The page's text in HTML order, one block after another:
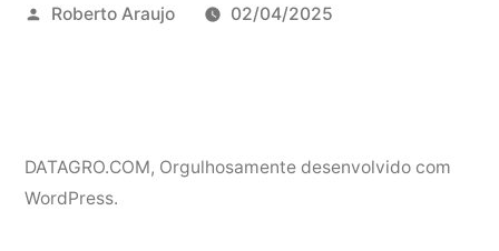
Publicado
Roberto Araujo 02/04/2025
DATAGRO.COM, Orgulhosamente desenvolvido com
WordPress.